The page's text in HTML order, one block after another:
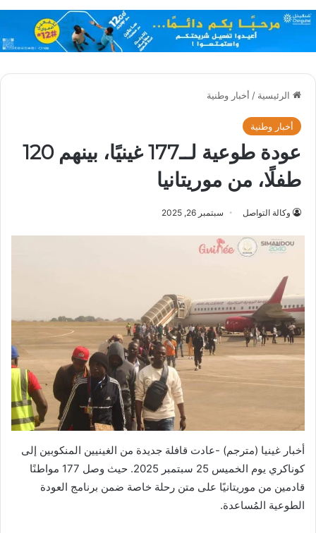
الرئيسية / أخبار وطنية
أخبار وطنية
عودة طوعية لــ177 غينيًا، بينهم 120
طفلًا، من موريتانيا
وكالة التواصل سبتمبر 26, 2025
أخبار غينيا (مترجم) -عادت قافلة جديدة من الغينيين المنكوبين إلى
كوناكري يوم الخميس 25 سبتمبر 2025. حيث وصل 177 مواطنًا
قادمين من موريتانيًا على متن رحلة خاصة ضمن برنامج العودة
الطوعية المُساعدة.